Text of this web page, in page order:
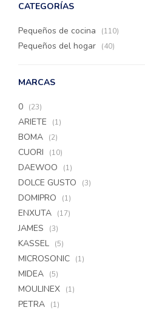
CATEGORÍAS
Pequeños de cocina (110)
Pequeños del hogar (40)
MARCAS
0 (23)
ARIETE (1)
BOMA (2)
CUORI (10)
DAEWOO (1)
DOLCE GUSTO (3)
DOMIPRO (1)
ENXUTA (17)
JAMES (3)
KASSEL (5)
MICROSONIC (1)
MIDEA (5)
MOULINEX (1)
PETRA (1)